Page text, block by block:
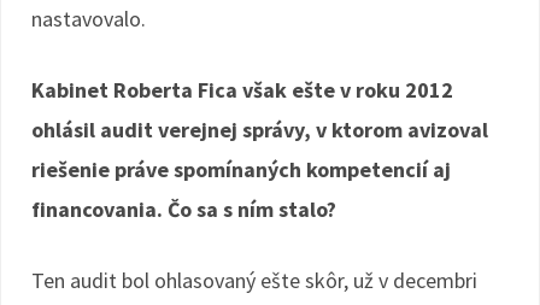
nastavovalo.
Kabinet Roberta Fica však ešte v roku 2012
ohlásil audit verejnej správy, v ktorom avizoval
riešenie práve spomínaných kompetencií aj
financovania. Čo sa s ním stalo?
Ten audit bol ohlasovaný ešte skôr, už v decembri